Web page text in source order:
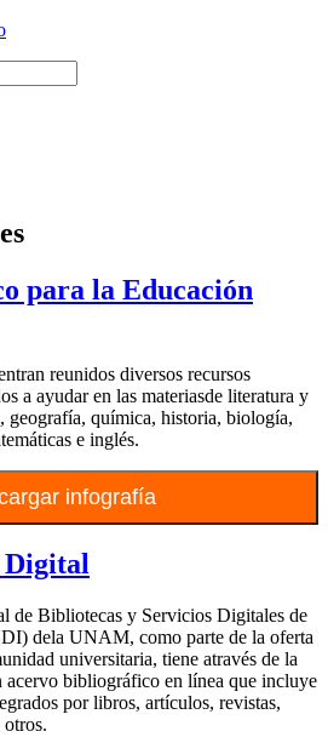
para la Educación
reunidos diversos recursos
a ayudar en las materiasde literatura y
geografía, química, historia, biología,
e inglés.
infografía
de Bibliotecas y Servicios Digitales de
dela UNAM, como parte de la oferta
universitaria, tiene através de la
bibliográfico en línea que incluye
por libros, artículos, revistas,
otros.